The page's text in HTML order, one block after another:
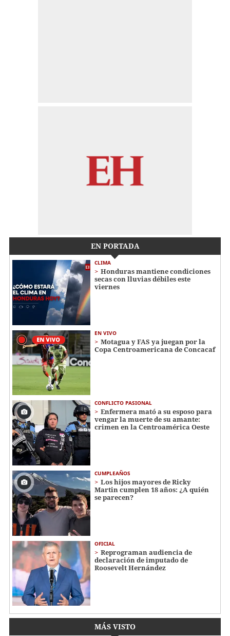
EN PORTADA
CLIMA
Honduras mantiene condiciones
secas con lluvias débiles este
viernes
EN VIVO
Motagua y FAS ya juegan por la
Copa Centroamericana de Concacaf
CONFLICTO PASIONAL
Enfermera mató a su esposo para
vengar la muerte de su amante:
crimen en la Centroamérica Oeste
CUMPLEAÑOS
Los hijos mayores de Ricky
Martin cumplen 18 años: ¿A quién
se parecen?
OFICIAL
Reprograman audiencia de
declaración de imputado de
Roosevelt Hernández
MÁS VISTO